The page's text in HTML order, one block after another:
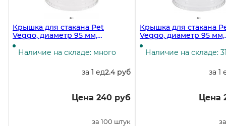
Крышка для стакана Pet
Veggo, диаметр 95 мм,
прозрачная, купольная с
отверстием, 100 штук
Наличие на складе: много
за 1 ед2.4 руб
Цена 240 руб
за 100 штук
Крышка для стакана
Veggo, диаметр 95 мм,
прозрачная,
отверстия, 100 штук
Наличие на складе:
за 1
Цена